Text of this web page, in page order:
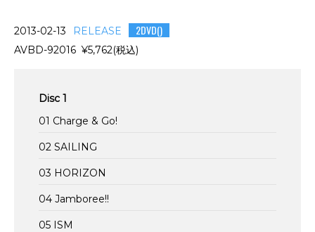
2013-02-13 RELEASE 2DVD()
AVBD-92016 ¥5,762(税込)
Disc 1
01 Charge & Go!
02 SAILING
03 HORIZON
04 Jamboree!!
05 ISM